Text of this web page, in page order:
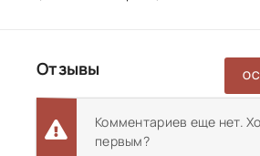
Отзывы
Комментариев еще нет.
первым?